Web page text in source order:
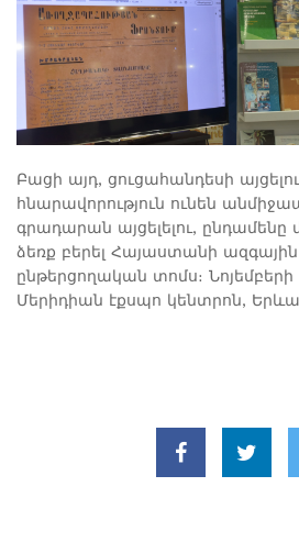
Բացի այդ, ցուցահանդեսի
հնարավորություն ունեն
գրադարան այցելելու, ընդամենը
ձեռք բերել Հայաստանի
ընթերցողական տոմս։ Նոյեմբերի
Մերիդիան էքսպո կենտրոն,